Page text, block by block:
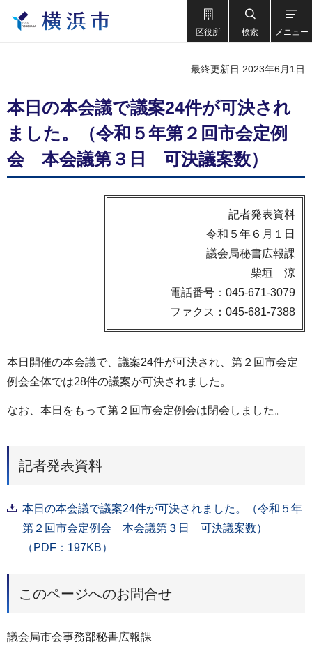
区役所 検索 メニュー
最終更新日 2023年6月1日
本日の本会議で議案24件が可決され
ました。（令和５年第２回市会定例
会 本会議第３日 可決議案数）
記者発表資料
令和５年６月１日
議会局秘書広報課
柴垣 涼
電話番号：045-671-3079
ファクス：045-681-7388
本日開催の本会議で、議案24件が可決され、第２回市会定
例会全体では28件の議案が可決されました。
なお、本日をもって第２回市会定例会は閉会しました。
記者発表資料
本日の本会議で議案24件が可決されました。（令和５年
第２回市会定例会 本会議第３日 可決議案数）
（PDF：197KB）
このページへのお問合せ
議会局市会事務部秘書広報課